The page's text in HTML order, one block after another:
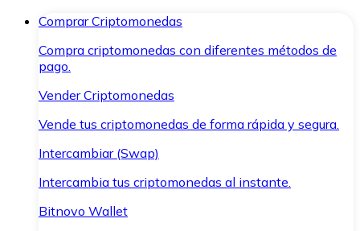
Comprar Criptomonedas
Compra criptomonedas con diferentes métodos de
pago.
Vender Criptomonedas
Vende tus criptomonedas de forma rápida y segura.
Intercambiar (Swap)
Intercambia tus criptomonedas al instante.
Bitnovo Wallet